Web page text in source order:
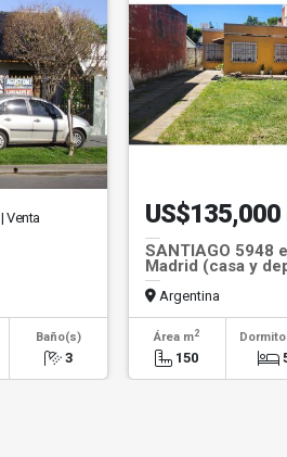
| Venta
Baño(s)
3
US$135,000
SANTIAGO 5948
Madrid (casa y
Argentina
Área m2
150